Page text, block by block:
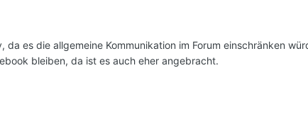
es die allgemeine Kommunikation im Forum einschränken
bleiben, da ist es auch eher angebracht.